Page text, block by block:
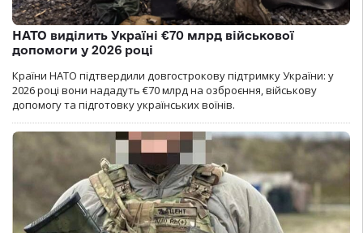
НАТО виділить Україні €70 млрд військової
допомоги у 2026 році
Країни НАТО підтвердили довгострокову підтримку України: у
2026 році вони нададуть €70 млрд на озброєння, військову
допомогу та підготовку українських воїнів.